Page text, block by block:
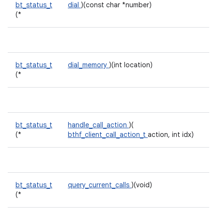
bt_status_t
(*
dial )(const char *number)
bt_status_t
(*
dial_memory )(int location)
bt_status_t
(*
handle_call_action )(
bthf_client_call_action_t action, int idx)
bt_status_t
(*
query_current_calls )(void)